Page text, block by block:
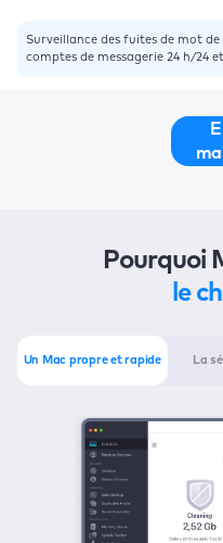
Surveillance des fuites de mot de
comptes de messagerie 24 h/24
Pourquoi
le
Un Mac propre et rapide La